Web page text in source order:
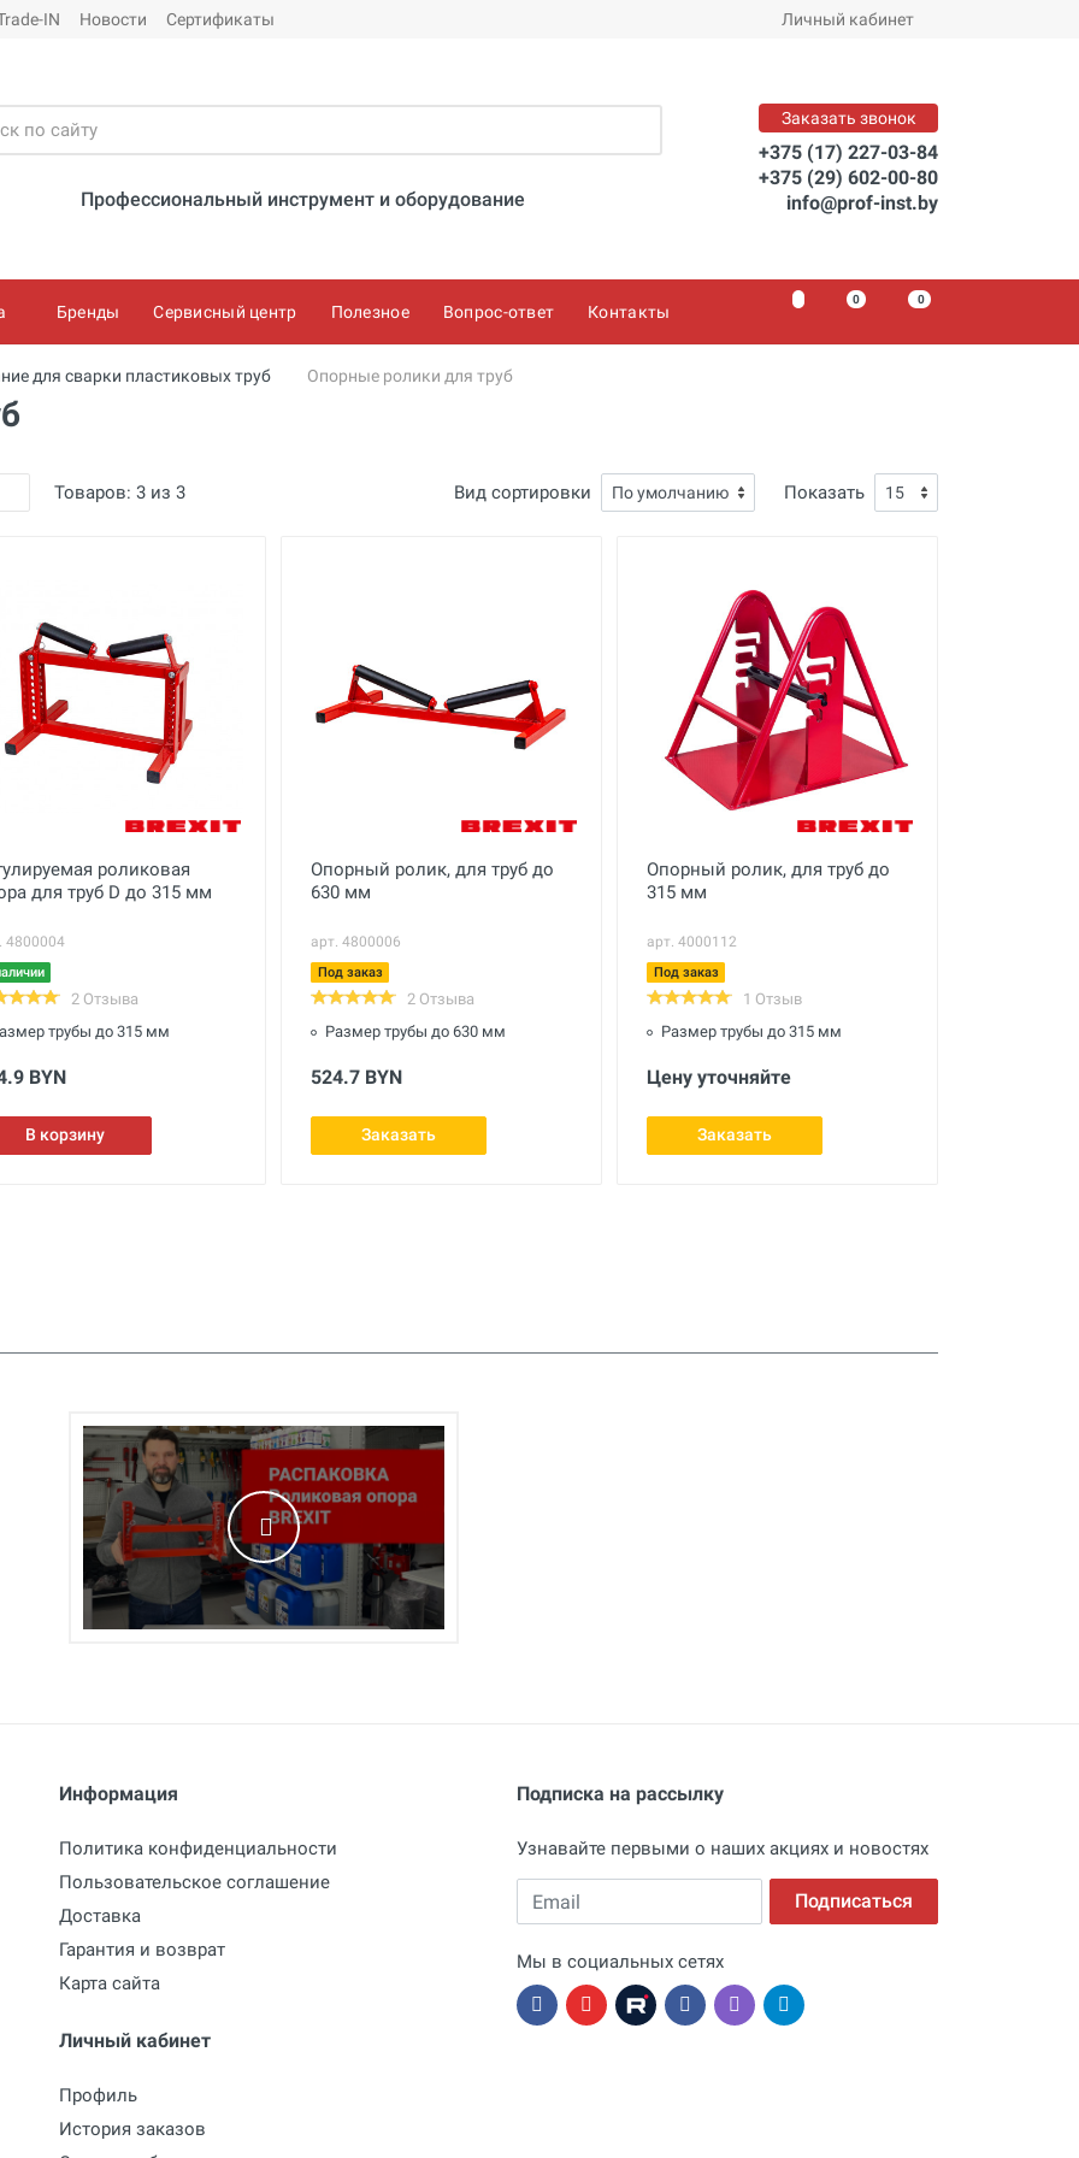
IN Новости Сертификаты Личный кабинет
Профессиональный инструмент и оборудование
Заказать звонок
+375 (17) 227-03-84
+375 (29) 602-00-80
info@prof-inst.by
Бренды Сервисный центр Полезное Вопрос-ответ Контакты
0 00
для сварки пластиковых труб Опорные ролики для труб
Товаров: 3 из 3 Вид сортировки Показать
роликовая
для труб D до 315 мм
4800004
2 Отзыва
трубы до 315 мм
BYN
В корзину
Опорный ролик, для труб до
630 мм
арт. 4800006
Под заказ
2 Отзыва
Размер трубы до 630 мм
524.7 BYN
Заказать
Опорный ролик, для труб до
315 мм
арт. 4000112
Под заказ
1 Отзыв
Размер трубы до 315 мм
Цену уточняйте
Заказать
Информация
Политика конфиденциальности
Пользовательское соглашение
Доставка
Гарантия и возврат
Карта сайта
Личный кабинет
Профиль
История заказов
Подписка на рассылку
Узнавайте первыми о наших акциях и новостях
Email Подписаться
Мы в социальных сетях